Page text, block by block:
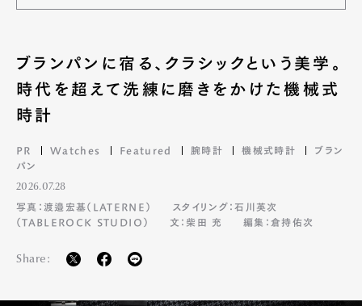
ブランパンに宿る、クラシックという美学。
時代を超えて洗練に磨きをかけた機械式
時計
PR Watches Featured 腕時計 機械式時計
ブラン
パン
2026.07.28
写真：渡邉宏基（LATERNE）
スタイリング：石川英次
（TABLEROCK STUDIO）
文：柴田 充 編集：倉持佑次
Share: